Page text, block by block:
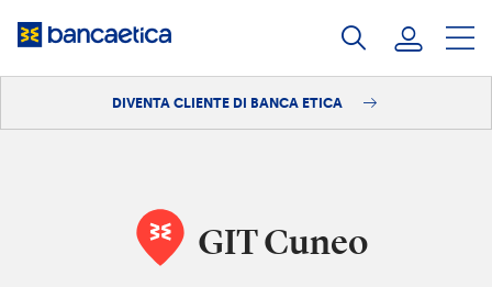
DIVENTA CLIENTE DI BANCA ETICA
GIT Cuneo